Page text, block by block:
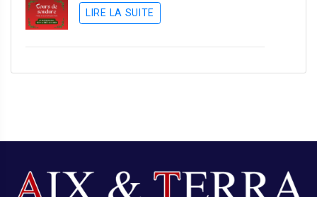
LIRE LA SUITE